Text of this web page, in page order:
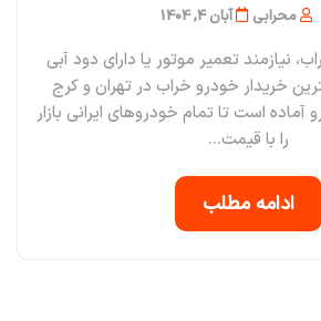
محرابی آبان 4, 1404
نیازمند تعمیر موتور یا دارای دود آبی
خریدار خودرو خراب در تهران و کرج
است تا تمام خودروهای ایرانی بازار
را با قیمت...
ادامه مطلب